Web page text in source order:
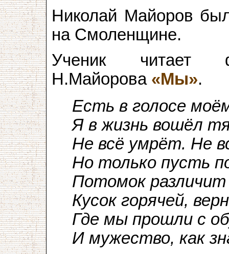
Николай Майоров
на Смоленщине.
Ученик читает
Н.Майорова «Мы».
Есть в голосе
Я в жизнь вошёл
Не всё умрёт. Не
Но только пусть
Потомок
Кусок горячей,
Где мы прошли с
И мужество, как